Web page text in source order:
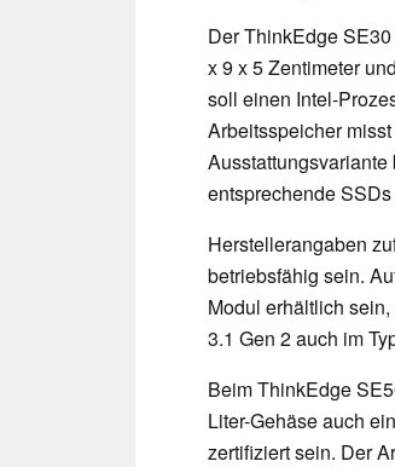
Der ThinkEdge
x 9 x 5 Zentimeter
soll einen Intel-
Arbeitsspeicher
entsprechende
Herstellerangaben
betriebsfähig sein.
Modul erhältlich
3.1 Gen 2 auch im
Beim ThinkEdge
Liter-Gehäse auch
zertifiziert sein. Der